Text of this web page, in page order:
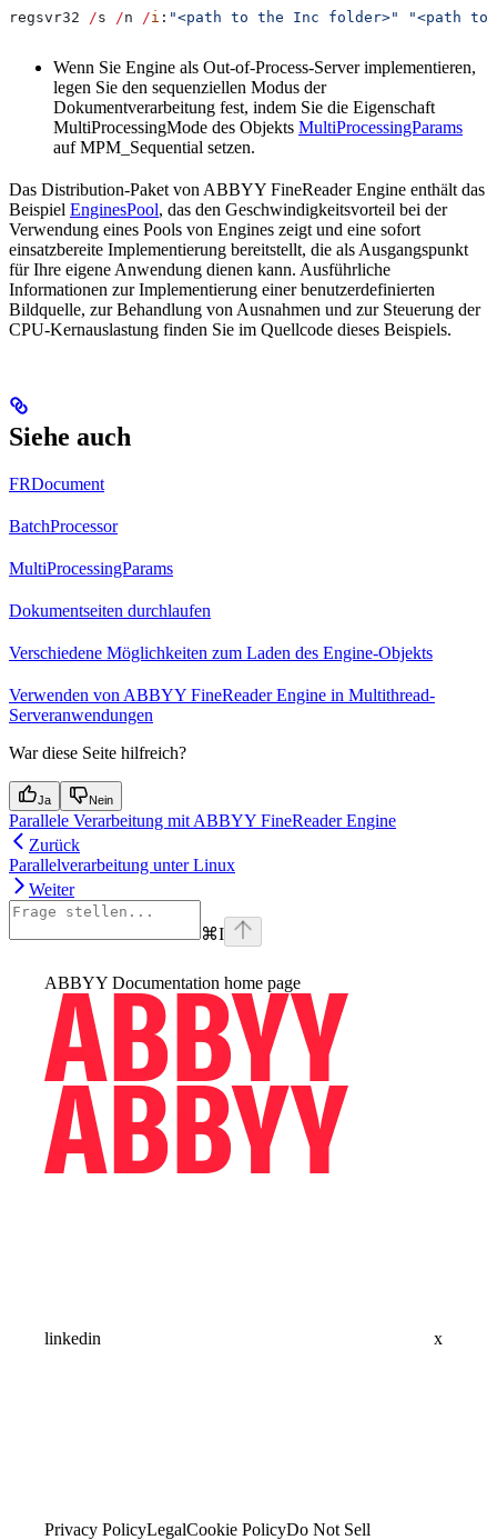
regsvr32 /s /n /i : "<path to the Inc folder>" "<path to
Wenn Sie Engine als Out-of-Process-Server implementieren,
legen Sie den sequenziellen Modus der
Dokumentverarbeitung fest, indem Sie die Eigenschaft
MultiProcessingMode des Objekts MultiProcessingParams
auf MPM_Sequential setzen.
Das Distribution-Paket von ABBYY FineReader Engine enthält das
Beispiel EnginesPool, das den Geschwindigkeitsvorteil bei der
Verwendung eines Pools von Engines zeigt und eine sofort
einsatzbereite Implementierung bereitstellt, die als Ausgangspunkt
für Ihre eigene Anwendung dienen kann. Ausführliche
Informationen zur Implementierung einer benutzerdefinierten
Bildquelle, zur Behandlung von Ausnahmen und zur Steuerung der
CPU-Kernauslastung finden Sie im Quellcode dieses Beispiels.
Siehe auch
FRDocument
BatchProcessor
MultiProcessingParams
Dokumentseiten durchlaufen
Verschiedene Möglichkeiten zum Laden des Engine-Objekts
Verwenden von ABBYY FineReader Engine in Multithread-
Serveranwendungen
War diese Seite hilfreich?
Ja Nein
Parallele Verarbeitung mit ABBYY FineReader Engine
Zurück
Parallelverarbeitung unter Linux
Weiter
⌘I
ABBYY Documentation home page
linkedin x
Privacy PolicyLegalCookie PolicyDo Not Sell